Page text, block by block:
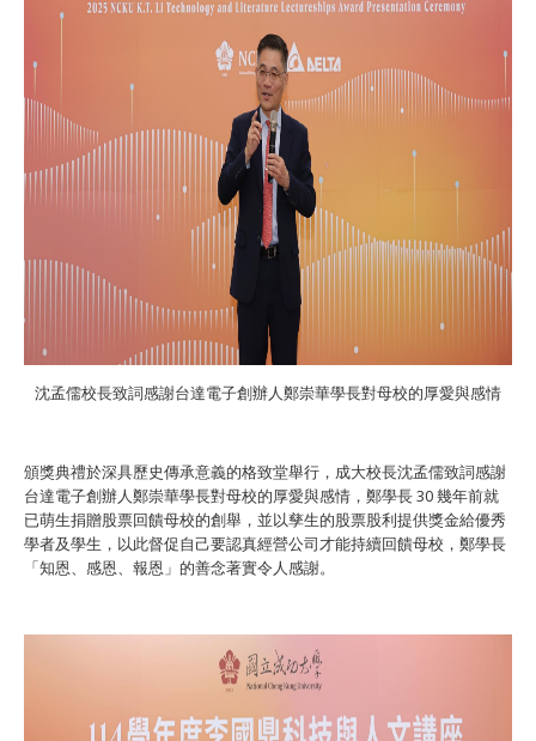
沈孟儒校長致詞感謝台達電子創辦人鄭崇華學長對母校的厚愛與感情
頒獎典禮於深具歷史傳承意義的格致堂舉行，成大校長沈孟儒致詞感謝
台達電子創辦人鄭崇華學長對母校的厚愛與感情，鄭學長 30 幾年前就
已萌生捐贈股票回饋母校的創舉，並以孳生的股票股利提供獎金給優秀
學者及學生，以此督促自己要認真經營公司才能持續回饋母校，鄭學長
「知恩、感恩、報恩」的善念著實令人感謝。